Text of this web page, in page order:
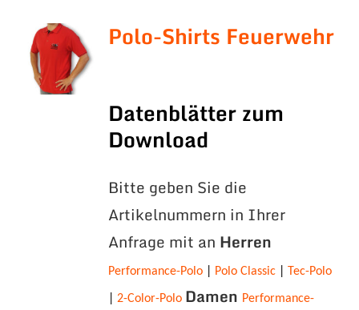
Polo-Shirts Feuerwehr
Datenblätter zum
Download
Bitte geben Sie die
Artikelnummern in Ihrer
Anfrage mit an Herren
Performance-Polo| Polo Classic| Tec-Polo
2-Color-Polo Damen Performance-